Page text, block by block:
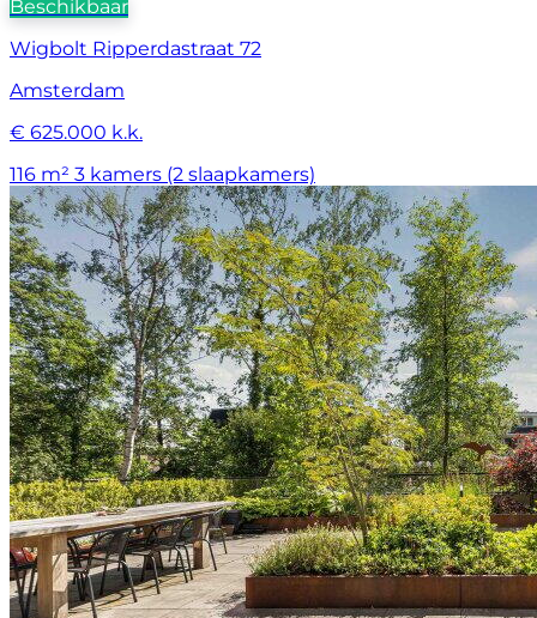
Beschikbaar
Wigbolt Ripperdastraat 72
Amsterdam
€ 625.000 k.k.
116 m² 3 kamers (2 slaapkamers)